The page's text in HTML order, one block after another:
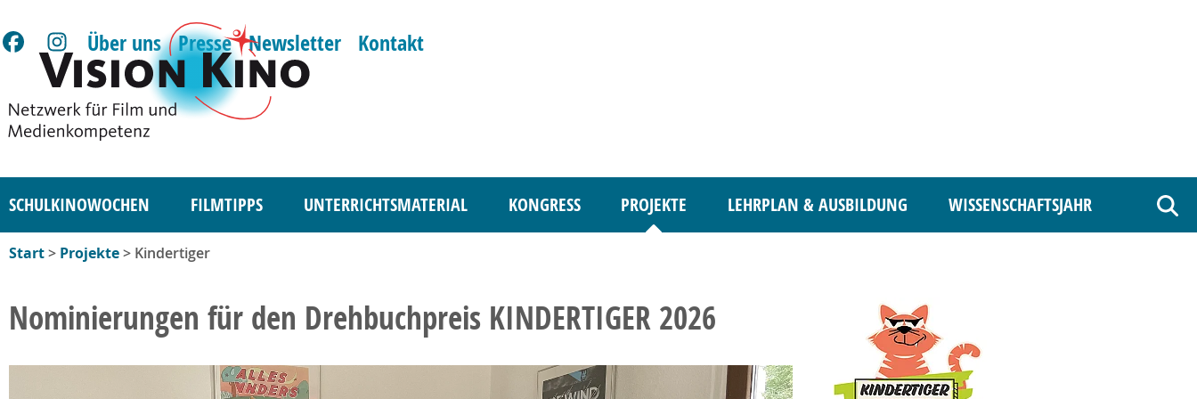
Über uns Presse Newsletter Kontakt
SCHULKINOWOCHEN FILMTIPPS UNTERRICHTSMATERIAL KONGRESS PROJEKTE LEHRPLAN & AUSBILDUNG WISSENSCHAFTSJAHR
Start> Projekte> Kindertiger
Nominierungen für den Drehbuchpreis KINDERTIGER 2026